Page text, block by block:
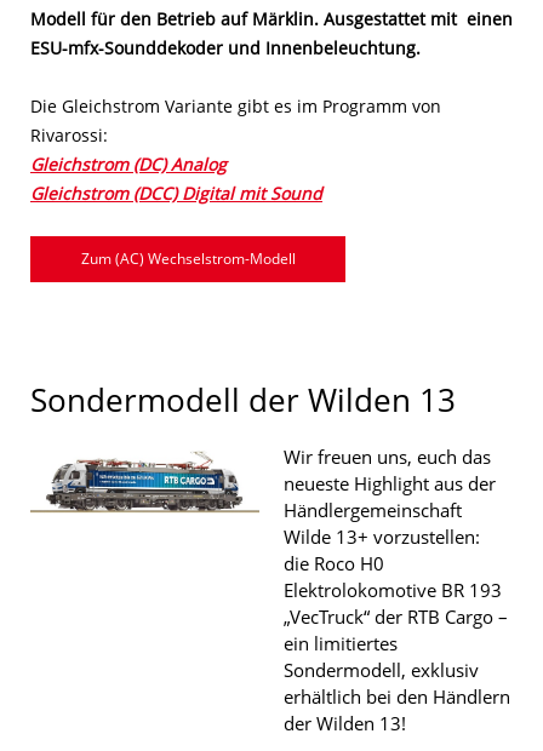
Modell für den Betrieb auf Märklin. Ausgestattet mit einen
ESU-mfx-Sounddekoder und Innenbeleuchtung.
Die Gleichstrom Variante gibt es im Programm von
Rivarossi:
Gleichstrom (DC) Analog
Gleichstrom (DCC) Digital mit Sound
Zum (AC) Wechselstrom-Modell
Sondermodell der Wilden 13
Wir freuen uns, euch das
neueste Highlight aus der
Händlergemeinschaft
Wilde 13+ vorzustellen:
die Roco H0
Elektrolokomotive BR 193
„VecTruck“ der RTB Cargo –
ein limitiertes
Sondermodell, exklusiv
erhältlich bei den Händlern
der Wilden 13!